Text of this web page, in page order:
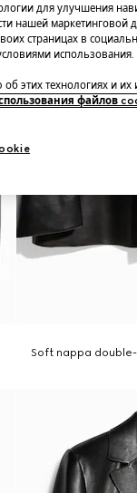
Soft nappa
для улучшения
нашей маркетинговой
страницах в
использования.
этих технологиях и их
файлов